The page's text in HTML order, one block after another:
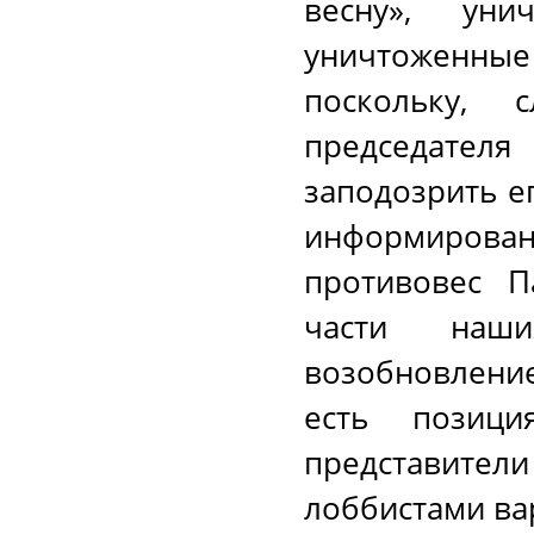
весну»,
поскольку,
заподозрить
противовес
части
есть
лоббистами